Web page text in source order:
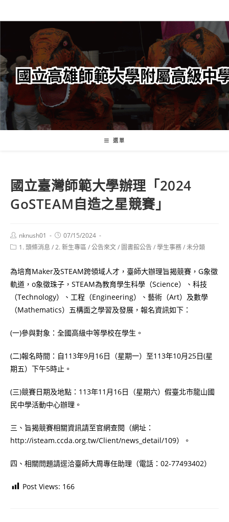
轉
要
內
容
選單
國立臺灣師範大學辦理「2024
GoSTEAM自造之星競賽」
Post
author:
nknush01
Post
published:
07/15/2024
Post1. 頭條消息 /2. 新生專區/公告來文/ 圖書館公告/學生事務/未分類
為培育Maker及STEAM跨領域人才，臺師大辦理旨揭競賽，G象徵
軌道，o象徵珠子，STEAM為教育學生科學（Science）、科技
（Technology）、工程（Engineering）、藝術（Art）及數學
（Mathematics）五構面之學習及發展，報名資訊如下：
(一)參與對象：全國高級中等學校在學生。
(二)報名時間：自113年9月16日（星期一）至113年10月25日(星
期五）下午5時止。
(三)競賽日期及地點：113年11月16日（星期六）假臺北市龍山國
民中學活動中心辦理。
三、旨揭競賽相關資訊請至官網查閱（網址：
http://isteam.ccda.org.tw/Client/news_detail/109）。
四、相關問題請逕洽臺師大周專任助理（電話：02-77493402）
Post Views: 166